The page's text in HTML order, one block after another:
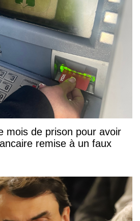
mois de prison pour avoir
remise à un faux